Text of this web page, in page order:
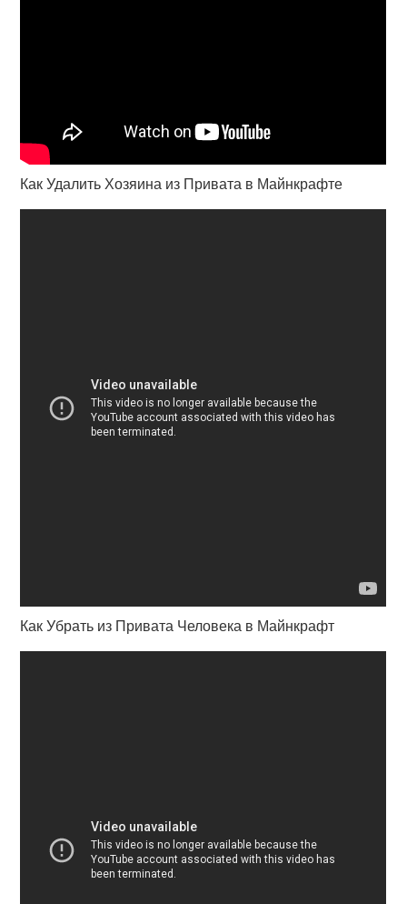
Как Удалить Хозяина из Привата в Майнкрафте
Как Убрать из Привата Человека в Майнкрафт